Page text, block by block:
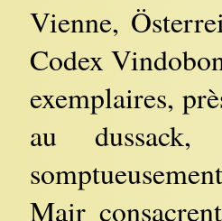
Vienne,
Codex
exemplaires,
au
Mair